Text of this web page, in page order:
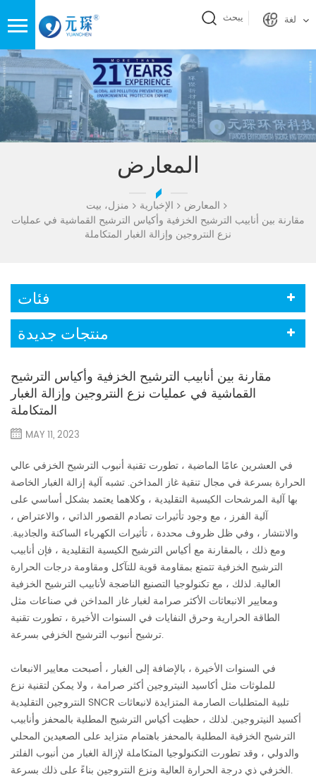
يبحث لغة
المعارض
منزل، بيت الإخبارية
المعارض
مقارنة بين أنابيب الترشيح الخزفية وأكياس الترشيح القماشية في عمليات
نزع النتروجين وإزالة الغبار المتكاملة
فئات
منتجات جديدة
مقارنة بين أنابيب الترشيح الخزفية وأكياس الترشيح
القماشية في عمليات نزع النتروجين وإزالة الغبار
المتكاملة
MAY 11, 2023
في العشرين عامًا الماضية ، تطورت تقنية أنبوب الترشيح الخزفي عالي
الحرارة بسرعة في مجال تنقية غاز المداخن. تشبه آلية إزالة الغبار الخاصة
بها آلية المرشحات الكيسية التقليدية ، وكلاهما يعتمد بشكل أساسي على
آلية الفرز ، مع وجود تأثيرات تصادم القصور الذاتي ، والاعتراض ،
والانتشار ، وفي ظل ظروف محددة ، تأثيرات الكهرباء الساكنة والجاذبية.
ومع ذلك ، بالمقارنة مع أكياس الترشيح الكيسية التقليدية ، فإن أنابيب
الترشيح الخزفية تتمتع بمقاومة قوية للتآكل ومقاومة درجات الحرارة
العالية. لذلك ، مع تكنولوجيا التصنيع الناضجة لأنابيب الترشيح الخزفية
ومعايير الانبعاثات الأكثر صرامة لغبار غاز المداخن في صناعات مثل
الطاقة الحرارية وحرق النفايات في السنوات الأخيرة ، تطورت تقنية
ترشيح أنبوب الترشيح الخزفي بسرعة.
في السنوات الأخيرة ، بالإضافة إلى الغبار ، أصبحت معايير الانبعاث
للملوثات مثل أكاسيد النيتروجين أكثر صرامة ، ولا يمكن لتقنية نزع
النتروجين التقليدية SNCR تلبية المتطلبات الصارمة المتزايدة لانبعاثات
أكسيد النيتروجين. لذلك ، حظيت أكياس الترشيح المطلية بالمحفز وأنابيب
الترشيح الخزفية المطلية بالمحفز باهتمام متزايد على الصعيدين المحلي
والدولي ، وقد تطورت التكنولوجيا المتكاملة لإزالة الغبار من أنبوب الفلتر
الخزفي ذي درجة الحرارة العالية ونزع النتروجين بناءً على ذلك بسرعة.